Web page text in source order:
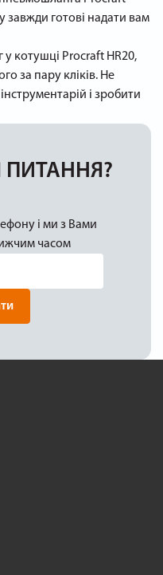
завжди готові надати вам
котушці Procraft HR20,
за пару кліків. Не
і зробити
і ми з Вами
часом